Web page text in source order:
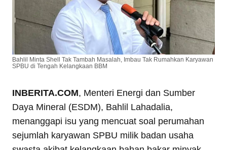
Bahlil Minta Shell Tak Tambah Masalah, Imbau Tak Rumahkan Karyawan
SPBU di Tengah Kelangkaan BBM
INBERITA.COM, Menteri Energi dan Sumber
Daya Mineral (ESDM), Bahlil Lahadalia,
menanggapi isu yang mencuat soal perumahan
sejumlah karyawan SPBU milik badan usaha